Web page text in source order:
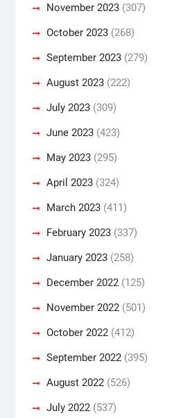
November 2023(307)
October 2023(268)
September 2023(279)
August 2023(222)
July 2023(309)
June 2023(423)
May 2023(295)
April 2023(324)
March 2023(411)
February 2023(337)
January 2023(258)
December 2022(125)
November 2022(501)
October 2022(412)
September 2022(395)
August 2022(526)
July 2022(537)